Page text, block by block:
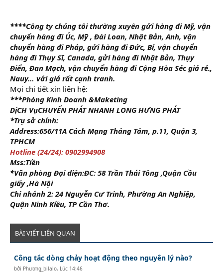
****Công ty chúng tôi thường xuyên gửi hàng đi Mỹ, vận
chuyển hàng đi Úc, Mỹ , Đài Loan, Nhật Bản, Anh, vận
chuyển hàng đi Pháp, gửi hàng đi Đức, Bỉ, vận chuyển
hàng đi Thụy Sĩ, Canada, gửi hàng đi Nhật Bản, Thụy
Điển, Đan Mạch, vận chuyển hàng đi Cộng Hòa Séc giá rẻ.,
Nauy… với giá rất cạnh tranh.
Mọi chi tiết xin liên hệ:
***Phòng Kinh Doanh &Maketing
DịCH VụCHUYỂN PHÁT NHANH LONG HƯNG PHÁT
*Trụ sở chính:
Address:656/11A Cách Mạng Tháng Tám, p.11, Quận 3,
TPHCM
Hotline (24/24): 0902994908
Mss:Tiền
*Văn phòng Đại diện:ĐC: 58 Trần Thái Tông ,Quận Cầu
giấy ,Hà Nội
Chi nhánh 2: 24 Nguyễn Cư Trinh, Phường An Nghiệp,
Quận Ninh Kiều, TP Cần Thơ.
BÀI VIẾT LIÊN QUAN
Công tắc dòng chảy hoạt động theo nguyên lý nào?
bởi Phương_bilalo, Lúc 14:46